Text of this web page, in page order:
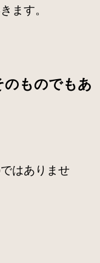
ます。
のものでもあ
はありませ